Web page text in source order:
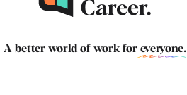
A better world of work for everyone.